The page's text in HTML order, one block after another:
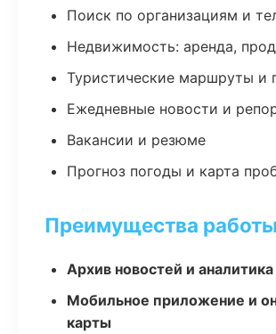
Поиск по организациям и
Недвижимость: аренда,
Туристические маршруты и
Ежедневные новости и
Вакансии и резюме
Прогноз погоды и карта
Преимущества
Архив новостей и аналитика
Мобильное приложение и
карты